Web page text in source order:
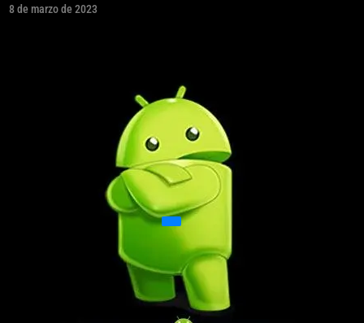
8 de marzo de 2023